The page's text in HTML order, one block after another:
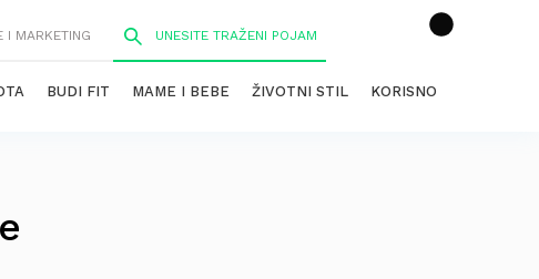
I MARKETING
BUDI FIT MAME I BEBE ŽIVOTNI STIL KORISNO